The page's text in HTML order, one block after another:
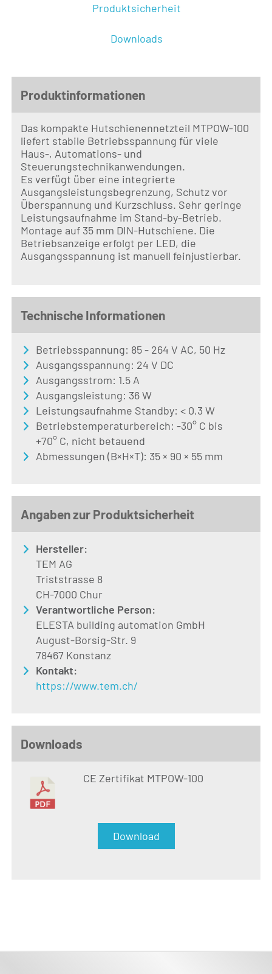
Produktsicherheit
Downloads
Produktinformationen
Das kompakte Hutschienennetzteil MTPOW-100
liefert stabile Betriebsspannung für viele
Haus-, Automations- und
Steuerungstechnikanwendungen.
Es verfügt über eine integrierte
Ausgangsleistungsbegrenzung, Schutz vor
Überspannung und Kurzschluss. Sehr geringe
Leistungsaufnahme im Stand-by-Betrieb.
Montage auf 35 mm DIN-Hutschiene. Die
Betriebsanzeige erfolgt per LED, die
Ausgangsspannung ist manuell feinjustierbar.
Technische Informationen
Betriebsspannung: 85 - 264 V AC, 50 Hz
Ausgangsspannung: 24 V DC
Ausgangsstrom: 1.5 A
Ausgangsleistung: 36 W
Leistungsaufnahme Standby: < 0,3 W
Betriebstemperaturbereich: -30° C bis
+70° C, nicht betauend
Abmessungen (B×H×T): 35 × 90 × 55 mm
Angaben zur Produktsicherheit
Hersteller:
TEM AG
Triststrasse 8
CH-7000 Chur
Verantwortliche Person:
ELESTA building automation GmbH
August-Borsig-Str. 9
78467 Konstanz
Kontakt:
https://www.tem.ch/
Downloads
CE Zertifikat MTPOW-100
Download